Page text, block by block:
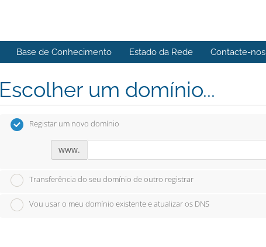
Base de Conhecimento Estado da Rede Contacte-nos
Escolher um domínio...
Registar um novo domínio
www.
Transferência do seu domínio de outro registrar
Vou usar o meu domínio existente e atualizar os DNS